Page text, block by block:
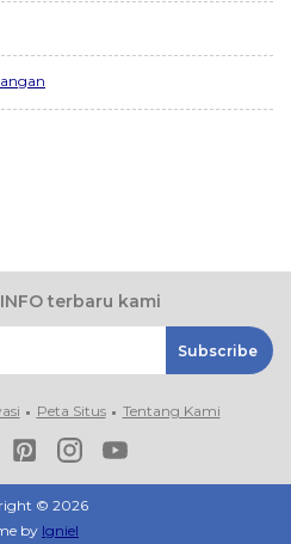
terbaru kami
Peta Situs Tentang Kami
© 2026
by Igniel